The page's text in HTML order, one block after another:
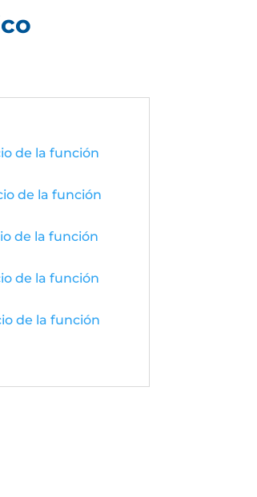
de la función
de la función
de la función
de la función
de la función